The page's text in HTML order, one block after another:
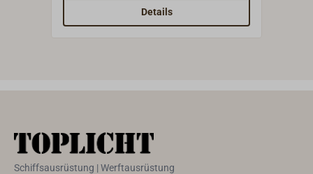
durch Epoxy, Polyester und PU. Auch
als Verdünnung vieler Produkte
Details
Schiffsausrüstung | Werftausrüstung